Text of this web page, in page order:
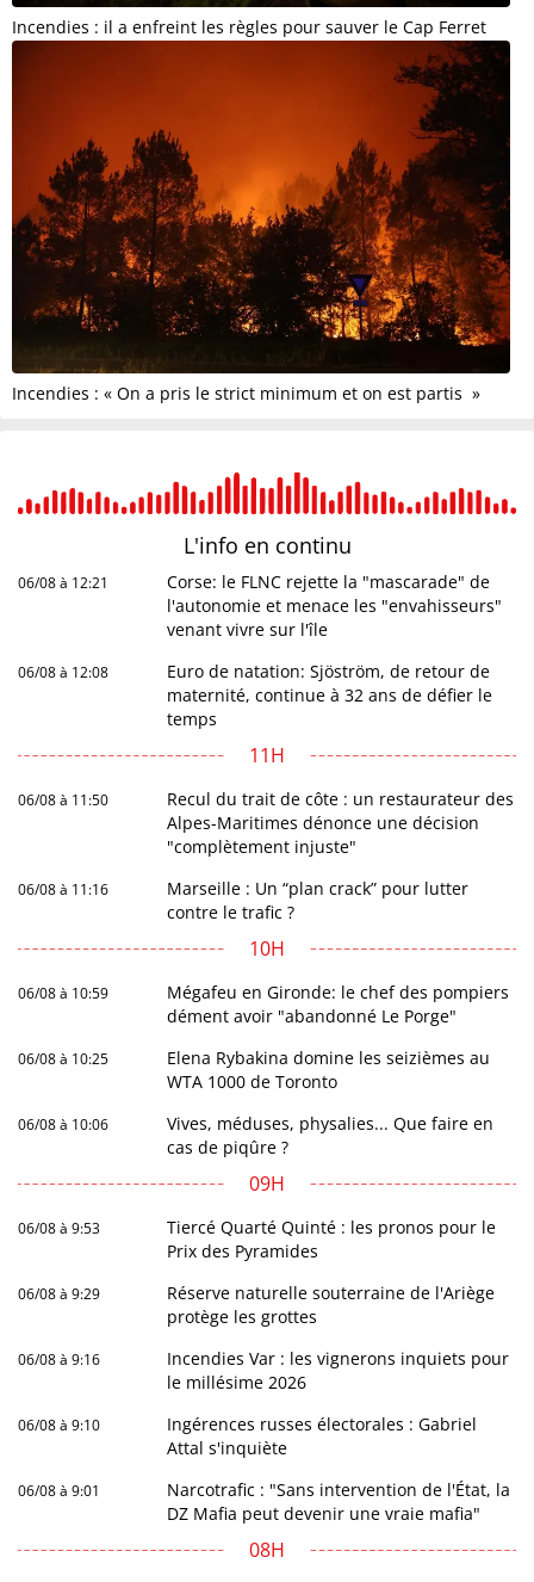
Incendies : il a enfreint les règles pour sauver le Cap Ferret
Incendies : « On a pris le strict minimum et on est partis »
L'info en continu
06/08 à 12:21
Corse: le FLNC rejette la "mascarade" de
l'autonomie et menace les "envahisseurs"
venant vivre sur l'île
06/08 à 12:08
Euro de natation: Sjöström, de retour de
maternité, continue à 32 ans de défier le
temps
11H
06/08 à 11:50
Recul du trait de côte : un restaurateur des
Alpes-Maritimes dénonce une décision
"complètement injuste"
06/08 à 11:16
Marseille : Un “plan crack” pour lutter
contre le trafic ?
10H
06/08 à 10:59
Mégafeu en Gironde: le chef des pompiers
dément avoir "abandonné Le Porge"
06/08 à 10:25
Elena Rybakina domine les seizièmes au
WTA 1000 de Toronto
06/08 à 10:06
Vives, méduses, physalies... Que faire en
cas de piqûre ?
09H
06/08 à 9:53
Tiercé Quarté Quinté : les pronos pour le
Prix des Pyramides
06/08 à 9:29
Réserve naturelle souterraine de l'Ariège
protège les grottes
06/08 à 9:16
Incendies Var : les vignerons inquiets pour
le millésime 2026
06/08 à 9:10
Ingérences russes électorales : Gabriel
Attal s'inquiète
06/08 à 9:01
Narcotrafic : "Sans intervention de l'État, la
DZ Mafia peut devenir une vraie mafia"
08H